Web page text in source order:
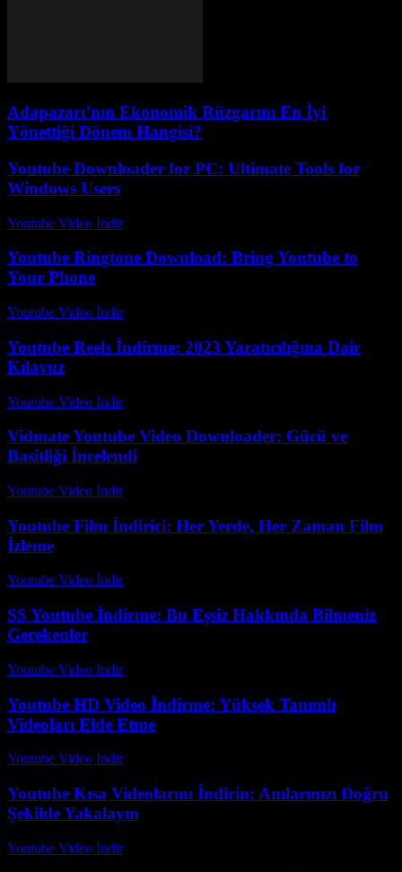
Adapazarı’nın Ekonomik Rüzgarını En İyi
Yönettiği Dönem Hangisi?
Youtube Downloader for PC: Ultimate Tools for
Windows Users
Youtube Video İndir-
Youtube Ringtone Download: Bring Youtube to
Your Phone
Youtube Video İndir-
Youtube Reels İndirme: 2023 Yaratıcılığına Dair
Kılavuz
Youtube Video İndir-
Vidmate Youtube Video Downloader: Gücü ve
Basitliği İncelendi
Youtube Video İndir-
Youtube Film İndirici: Her Yerde, Her Zaman Film
İzleme
Youtube Video İndir-
SS Youtube İndirme: Bu Eşsiz Hakkında Bilmeniz
Gerekenler
Youtube Video İndir-
Youtube HD Video İndirme: Yüksek Tanımlı
Videoları Elde Etme
Youtube Video İndir-
Youtube Kısa Videolarını İndirin: Anılarınızı Doğru
Şekilde Yakalayın
Youtube Video İndir-